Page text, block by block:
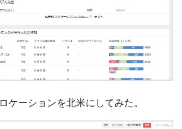
ケーションを北米にしてみた。